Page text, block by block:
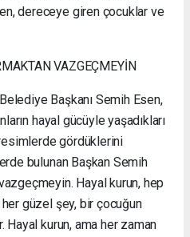
dereceye giren çocuklar ve
VAZGEÇMEYİN
Başkanı Semih Esen,
hayal gücüyle yaşadıkları
resimlerde gördüklerini
bulunan Başkan Semih
Hayal kurun, hep
güzel şey, bir çocuğun
Hayal kurun, ama her zaman